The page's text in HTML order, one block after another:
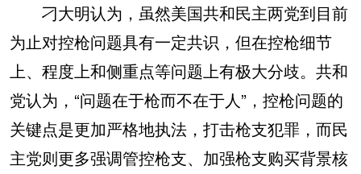
刁大明认为，虽然美国共和民主两党到目前
为止对控枪问题具有一定共识，但在控枪细节
上、程度上和侧重点等问题上有极大分歧。共和
党认为，“问题在于枪而不在于人”，控枪问题的
关键点是更加严格地执法，打击枪支犯罪，而民
主党则更多强调管控枪支、加强枪支购买背景核